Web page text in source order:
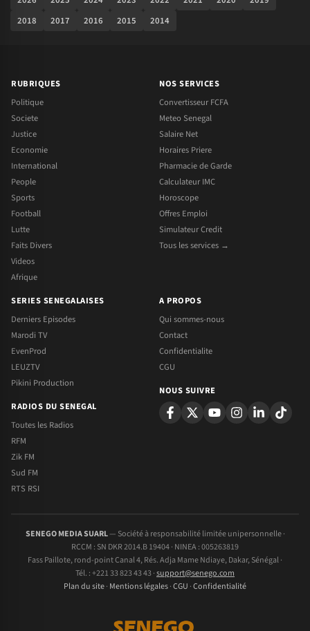
2018
2017 2016 2015 2014
RUBRIQUES
Politique
Societe
Justice
Economie
International
People
Sports
Football
Lutte
Faits Divers
Videos
Afrique
NOS SERVICES
Convertisseur FCFA
Meteo Senegal
Salaire Net
Horaires Priere
Pharmacie de Garde
Calculateur IMC
Horoscope
Offres Emploi
Simulateur Credit
Tous les services →
SERIES SENEGALAISES
Derniers Episodes
Marodi TV
EvenProd
LEUZTV
Pikini Production
RADIOS DU SENEGAL
Toutes les Radios
RFM
Zik FM
Sud FM
RTS RSI
A PROPOS
Qui sommes-nous
Contact
Confidentialite
CGU
NOUS SUIVRE
SENEGO MEDIA SUARL— Société à responsabilité limitée unipersonnelle ·
RCCM : SN DKR 2014.B 19404 · NINEA : 005263819
Fass Paillote, rond-point Canal 4, Rés. Adja Mame Ndiaye, Dakar, Sénégal ·
Tél. : +221 33 823 43 43 ·support@senego.com
Plan du site· Mentions légales·CGU ·Confidentialité